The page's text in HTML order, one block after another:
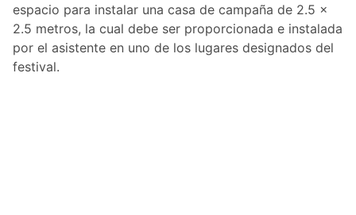
espacio para instalar una casa de campaña de 2.5 x
2.5 metros, la cual debe ser proporcionada e instalada
por el asistente en uno de los lugares designados del
festival.